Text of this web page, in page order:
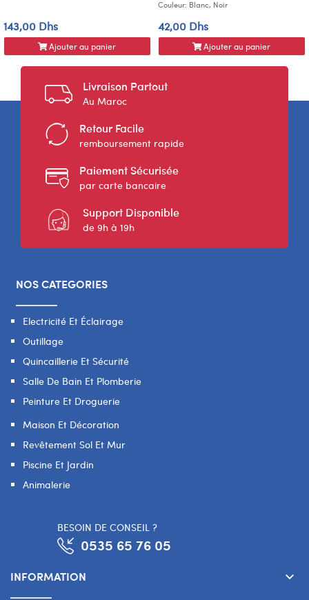
143,00 Dhs
Ajouter au panier
Couleur: Blanc, Noir
42,00 Dhs
Ajouter au panier
Livraison Partout
Au Maroc
Retour Facile
remboursement rapide
Paiement Sécurisée
par carte bancaire
Support Disponible
de 9h à 19h
NOS CATEGORIES
Electricité Et Éclairage
Outillage
Quincaillerie Et Sécurité
Salle De Bain Et Plomberie
Peinture Et Droguerie
Maison Et Décoration
Revêtement Sol Et Mur
Piscine Et Jardin
Animalerie
BESOIN DE CONSEIL ?
0535 65 76 05
INFORMATION keyboard_arrow_down